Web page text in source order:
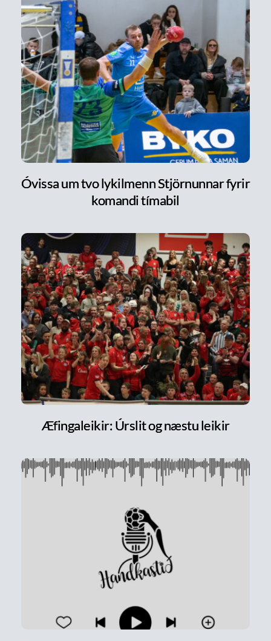
Óvissa um tvo lykilmenn Stjörnunnar fyrir
komandi tímabil
Æfingaleikir: Úrslit og næstu leikir